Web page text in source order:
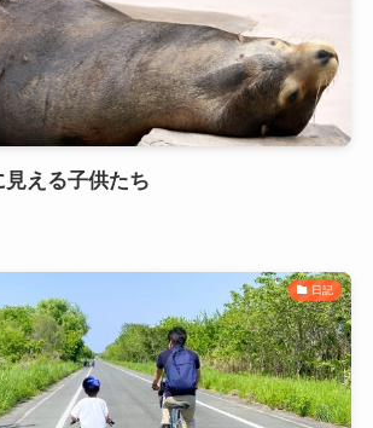
える子供たち
日記